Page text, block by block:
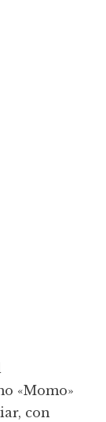
«Momo»
con